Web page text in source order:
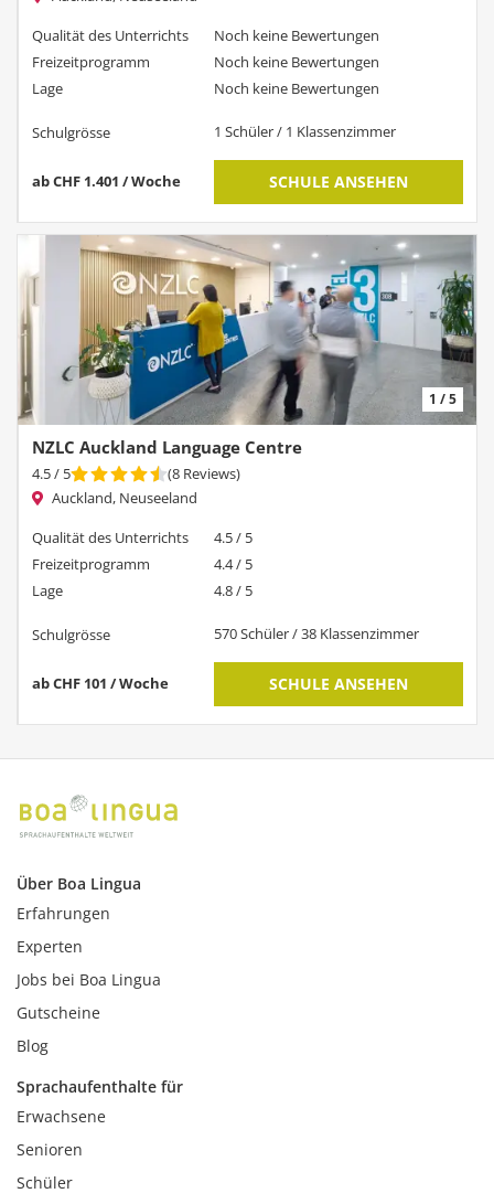
Qualität des Unterrichts
Noch keine Bewertungen
Freizeitprogramm
Noch keine Bewertungen
Lage
Noch keine Bewertungen
Schulgrösse 1 Schüler / 1 Klassenzimmer
ab CHF 1.401 / Woche SCHULE ANSEHEN
1 / 5
NZLC Auckland Language Centre
4.5/ 5 (8 Reviews)
Auckland, Neuseeland
Qualität des Unterrichts
4.5 / 5
Freizeitprogramm
4.4 / 5
Lage
4.8 / 5
Schulgrösse 570 Schüler / 38 Klassenzimmer
ab CHF 101 / Woche SCHULE ANSEHEN
Über Boa Lingua
Erfahrungen
Experten
Jobs bei Boa Lingua
Gutscheine
Blog
Sprachaufenthalte für
Erwachsene
Senioren
Schüler